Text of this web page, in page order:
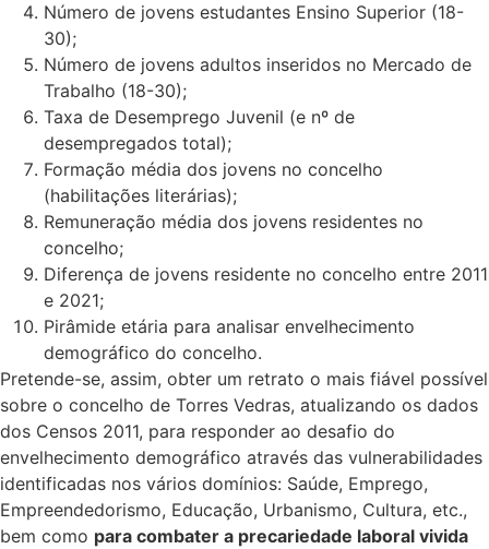
Número de jovens estudantes Ensino Superior (18-
30);
Número de jovens adultos inseridos no Mercado de
Trabalho (18-30);
Taxa de Desemprego Juvenil (e nº de
desempregados total);
Formação média dos jovens no concelho
(habilitações literárias);
Remuneração média dos jovens residentes no
concelho;
Diferença de jovens residente no concelho entre 2011
e 2021;
Pirâmide etária para analisar envelhecimento
demográfico do concelho.
Pretende-se, assim, obter um retrato o mais fiável possível
sobre o concelho de Torres Vedras, atualizando os dados
dos Censos 2011, para responder ao desafio do
envelhecimento demográfico através das vulnerabilidades
identificadas nos vários domínios: Saúde, Emprego,
Empreendedorismo, Educação, Urbanismo, Cultura, etc.,
bem como para combater a precariedade laboral vivida